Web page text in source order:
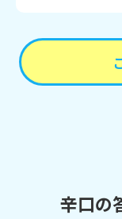
辛口の